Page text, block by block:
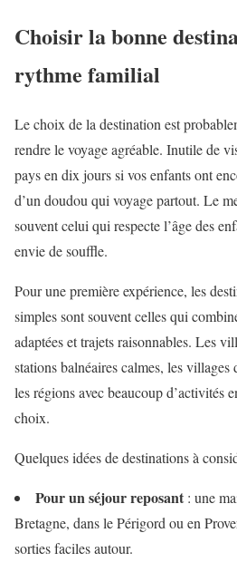
Choisir la bonne
rythme familial
Le choix de la destination est
rendre le voyage agréable. Inutile de
pays en dix jours si vos enfants ont
d’un doudou qui voyage partout. Le
souvent celui qui respecte l’âge des
envie de souffle.
Pour une première expérience, les
simples sont souvent celles qui
adaptées et trajets raisonnables. Les
stations balnéaires calmes, les villages
les régions avec beaucoup d’activités
choix.
Quelques idées de destinations à
Pour un séjour reposant : une
Bretagne, dans le Périgord ou en
sorties faciles autour.